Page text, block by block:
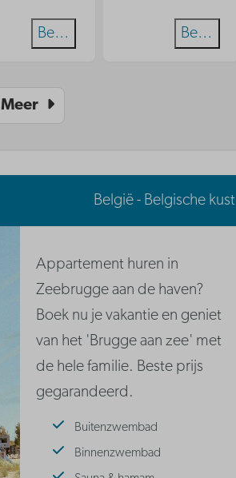
Bekijken Bekijken
Meer
België - Belgische kust
Appartement huren in
Zeebrugge aan de haven?
Boek nu je vakantie en geniet
van het 'Brugge aan zee' met
de hele familie. Beste prijs
gegarandeerd.
Buitenzwembad
Binnenzwembad